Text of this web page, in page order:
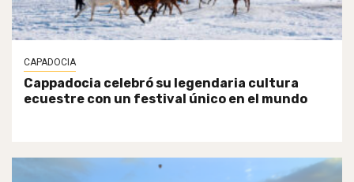
CAPADOCIA
Cappadocia celebró su legendaria cultura
ecuestre con un festival único en el mundo